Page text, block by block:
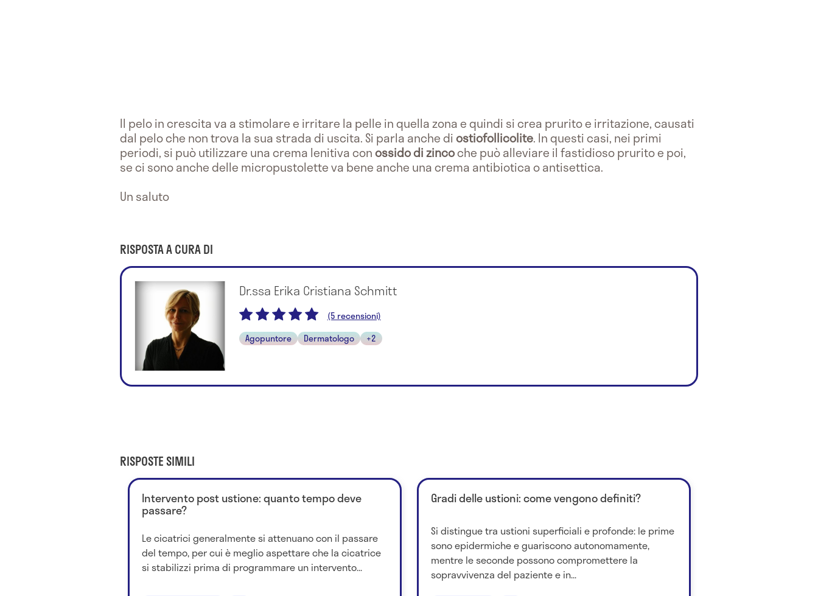
Il pelo in crescita va a stimolare e irritare la pelle in quella zona e quindi si crea prurito e irritazione, causati
dal pelo che non trova la sua strada di uscita. Si parla anche diostiofollicolite. In questi casi, nei primi
periodi, si può utilizzare una crema lenitiva conossido di zincoche può alleviare il fastidioso prurito e poi,
se ci sono anche delle micropustolette va bene anche una crema antibiotica o antisettica.
Un saluto
RISPOSTA A CURA DI
Dr.ssa Erika Cristiana Schmitt
(5 recensioni)
Agopuntore
Dermatologo +2
RISPOSTE SIMILI
Intervento post ustione: quanto tempo deve
passare?
Le cicatrici generalmente si attenuano con il passare
del tempo, per cui è meglio aspettare che la cicatrice
si stabilizzi prima di programmare un intervento...
Gradi delle ustioni: come vengono definiti?
Si distingue tra ustioni superficiali e profonde: le prime
sono epidermiche e guariscono autonomamente,
mentre le seconde possono compromettere la
sopravvivenza del paziente e in...